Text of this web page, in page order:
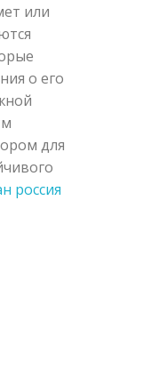
или
о его
для
россия